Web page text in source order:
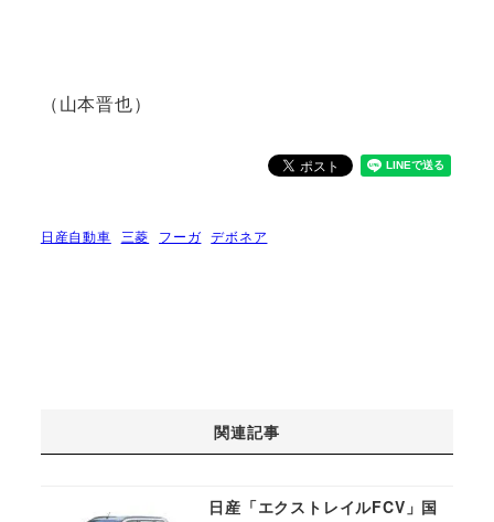
（山本晋也）
日産自動車 三菱 フーガ デボネア
関連記事
日産「エクストレイルFCV」国